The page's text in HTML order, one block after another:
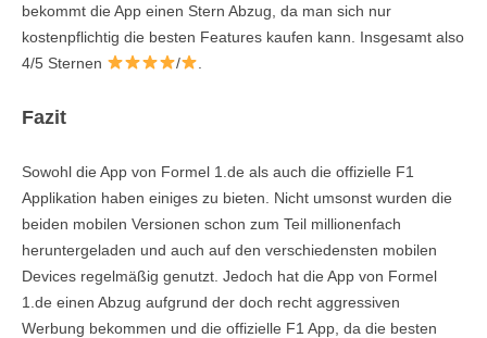
bekommt die App einen Stern Abzug, da man sich nur
kostenpflichtig die besten Features kaufen kann. Insgesamt also
4/5 Sternen
/
Fazit
Sowohl die App von Formel 1.de als auch die offizielle F1
Applikation haben einiges zu bieten. Nicht umsonst wurden die
beiden mobilen Versionen schon zum Teil millionenfach
heruntergeladen und auch auf den verschiedensten mobilen
Devices regelmäßig genutzt. Jedoch hat die App von Formel
1.de einen Abzug aufgrund der doch recht aggressiven
Werbung bekommen und die offizielle F1 App, da die besten